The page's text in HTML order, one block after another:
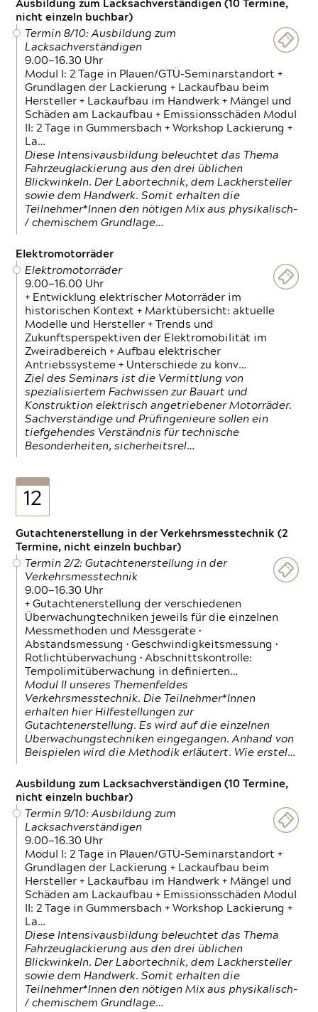
Ausbildung zum Lacksachverständigen (10 Termine,
nicht einzeln buchbar)
Termin 8/10: Ausbildung zum
Lacksachverständigen
9.00—16.30 Uhr
Modul I: 2 Tage in Plauen/GTÜ-Seminarstandort +
Grundlagen der Lackierung + Lackaufbau beim
Hersteller + Lackaufbau im Handwerk + Mängel und
Schäden am Lackaufbau + Emissionsschäden Modul
II: 2 Tage in Gummersbach + Workshop Lackierung +
La…
Diese Intensivausbildung beleuchtet das Thema
Fahrzeuglackierung aus den drei üblichen
Blickwinkeln. Der Labortechnik, dem Lackhersteller
sowie dem Handwerk. Somit erhalten die
Teilnehmer*Innen den nötigen Mix aus physikalisch-
/ chemischem Grundlage…
Elektromotorräder
Elektromotorräder
9.00—16.00 Uhr
+ Entwicklung elektrischer Motorräder im
historischen Kontext + Marktübersicht: aktuelle
Modelle und Hersteller + Trends und
Zukunftsperspektiven der Elektromobilität im
Zweiradbereich + Aufbau elektrischer
Antriebssysteme + Unterschiede zu konv…
Ziel des Seminars ist die Vermittlung von
spezialisiertem Fachwissen zur Bauart und
Konstruktion elektrisch angetriebener Motorräder.
Sachverständige und Prüfingenieure sollen ein
tiefgehendes Verständnis für technische
Besonderheiten, sicherheitsrel…
12
Gutachtenerstellung in der Verkehrsmesstechnik (2
Termine, nicht einzeln buchbar)
Termin 2/2: Gutachtenerstellung in der
Verkehrsmesstechnik
9.00—16.30 Uhr
+ Gutachtenerstellung der verschiedenen
Überwachungtechniken jeweils für die einzelnen
Messmethoden und Messgeräte •
Abstandsmessung • Geschwindigkeitsmessung •
Rotlichtüberwachung • Abschnittskontrolle:
Tempolimitüberwachung in definierten…
Modul II unseres Themenfeldes
Verkehrsmesstechnik. Die Teilnehmer*Innen
erhalten hier Hilfestellungen zur
Gutachtenerstellung. Es wird auf die einzelnen
Überwachungstechniken eingegangen. Anhand von
Beispielen wird die Methodik erläutert. Wie erstel…
Ausbildung zum Lacksachverständigen (10 Termine,
nicht einzeln buchbar)
Termin 9/10: Ausbildung zum
Lacksachverständigen
9.00—16.30 Uhr
Modul I: 2 Tage in Plauen/GTÜ-Seminarstandort +
Grundlagen der Lackierung + Lackaufbau beim
Hersteller + Lackaufbau im Handwerk + Mängel und
Schäden am Lackaufbau + Emissionsschäden Modul
II: 2 Tage in Gummersbach + Workshop Lackierung +
La…
Diese Intensivausbildung beleuchtet das Thema
Fahrzeuglackierung aus den drei üblichen
Blickwinkeln. Der Labortechnik, dem Lackhersteller
sowie dem Handwerk. Somit erhalten die
Teilnehmer*Innen den nötigen Mix aus physikalisch-
/ chemischem Grundlage…